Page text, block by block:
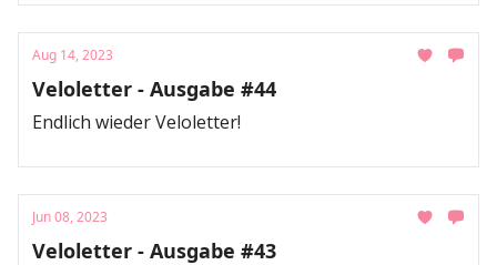
Aug 14, 2023
Veloletter - Ausgabe #44
Endlich wieder Veloletter!
Jun 08, 2023
Veloletter - Ausgabe #43